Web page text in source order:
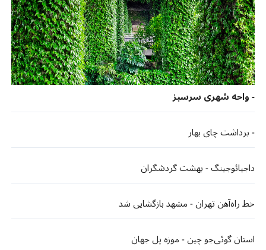
- واحه شهری سرسبز
- برداشت چای بهار
داجیائوجینگ - بهشت گردشگران
خط راه‌آهن تهران - مشهد بازگشایی شد
استان گوئی‌جو چین - موزه پل جهان